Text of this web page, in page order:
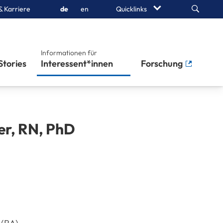
Karriere de en Quicklinks Search
Informationen für
Interessent*innen Forschung
, RN, PhD